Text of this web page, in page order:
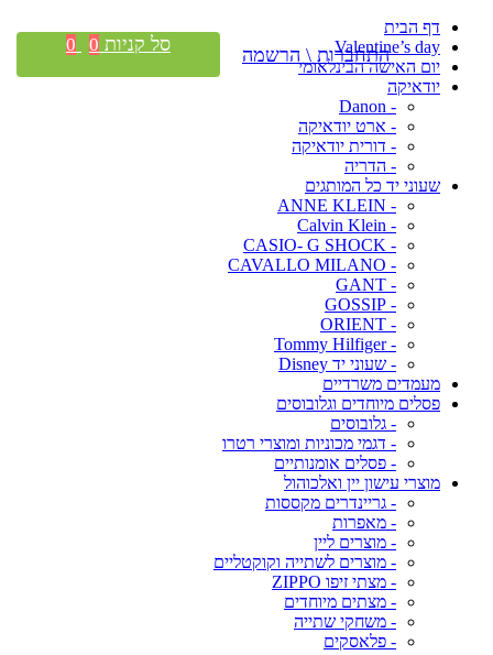
דף הבית
Valentine’s day
יום האישה הבינלאומי
יודאיקה
- Danon
- ארט יודאיקה
- דורית יודאיקה
- הדריה
שעוני יד כל המותגים
- ANNE KLEIN
- Calvin Klein
- CASIO- G SHOCK
- CAVALLO MILANO
- GANT
- GOSSIP
- ORIENT
- Tommy Hilfiger
- שעוני יד Disney
מעמדים משרדיים
פסלים מיוחדים וגלובוסים
- גלובוסים
- דגמי מכוניות ומוצרי רטרו
- פסלים אומנותיים
מוצרי עישון יין ואלכוהול
- גריינדרים מקססות
- מאפרות
- מוצרים ליין
- מוצרים לשתייה וקוקטליים
- מצתי זיפו ZIPPO
- מצתים מיוחדים
- משחקי שתייה
- פלאסקים
התחברות \ הרשמה סל קניות 0
0